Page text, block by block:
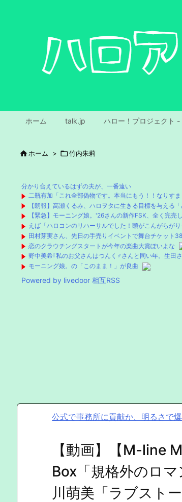
ホーム talk.jp ハロー！プロジェクト
 ホーム > 竹内朱莉
分かり合えているはずの夫が、一番遠い
二瓶有加「これ全部偽物です。本当にもう！！なりすま
【朗報】高瀬くるみ、ハロヲタに生きる目標を与える
【緊急】モーニング娘。'26さんの新作FSK、全く完売
えば「ハロコンのリハーサルでした！頭がこんがらが
田村芽実さん、先日の手売りイベントで舞台チケッ
恋のクラウチングスタートが今年の楽曲大賞ぽいよな
野中美希｢私のお父さんはつんく♂さんと同い年。生田
モーニング娘。の「このまま！」が良曲
Powered by livedoor 相互RSS
公式で事務所に貢献か、明るさで
【動画】【M-line
Box「規格外のロ
川萌美「ラブスト